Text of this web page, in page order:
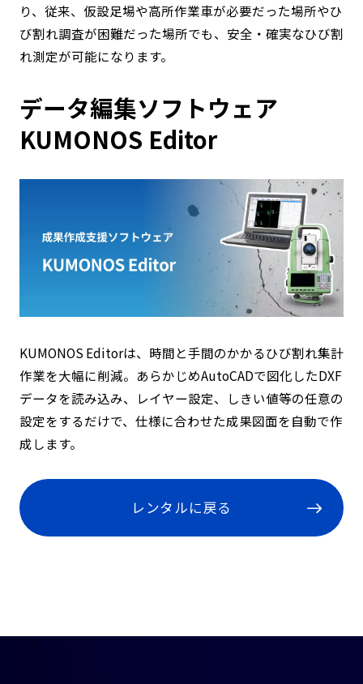
り、従来、仮設足場や高所作業車が必要だった場所やひ
び割れ調査が困難だった場所でも、安全・確実なひび割
れ測定が可能になります。
データ編集ソフトウェア
KUMONOS Editor
KUMONOS Editorは、時間と手間のかかるひび割れ集計
作業を大幅に削減。あらかじめAutoCADで図化したDXF
データを読み込み、レイヤー設定、しきい値等の任意の
設定をするだけで、仕様に合わせた成果図面を自動で作
成します。
レンタルに戻る